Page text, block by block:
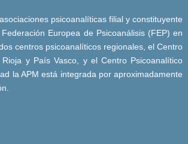
psicoanalíticas filial y constituyente
Europea de Psicoanálisis (FEP) en
centros psicoanalíticos regionales, el Centro
y País Vasco, y el Centro Psicoanalítico
la APM está integrada por aproximadamente